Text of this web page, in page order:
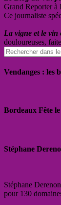
Grand Reporter à
Ce journaliste
La vigne et le
douloureuses,
Vendanges : les
Bordeaux Fête
Stéphane
Stéphane
pour 130